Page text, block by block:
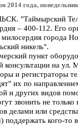
2014 года,
"Таймырский
– 400-112. Его
города
никель".
пункт
консультации на ул.
и регистраторы
их по
и других видов
звонить не
делами или
поддержать кого-то